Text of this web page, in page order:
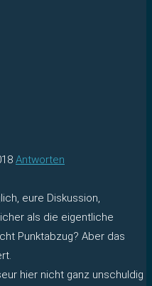
Antworten
eure Diskussion,
als die eigentliche
Punktabzug? Aber das
hier nicht ganz unschuldig